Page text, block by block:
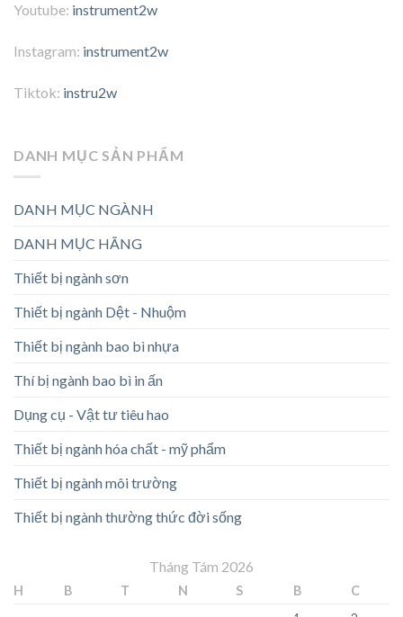
Youtube: instrument2w
Instagram: instrument2w
Tiktok: instru2w
DANH MỤC SẢN PHẨM
DANH MỤC NGÀNH
DANH MỤC HÃNG
Thiết bị ngành sơn
Thiết bị ngành Dệt - Nhuộm
Thiết bị ngành bao bì nhựa
Thí bị ngành bao bì in ấn
Dụng cụ - Vật tư tiêu hao
Thiết bị ngành hóa chất - mỹ phẩm
Thiết bị ngành môi trường
Thiết bị ngành thường thức đời sống
Tháng Tám 2026
H B T N S B
C